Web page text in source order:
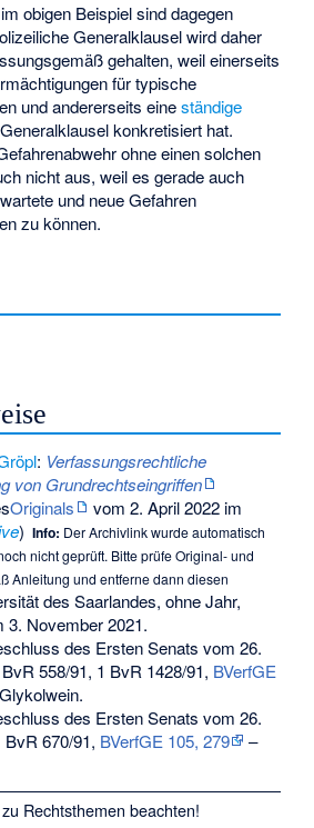
obigen Beispiel sind dagegen
Generalklausel wird daher
gehalten, weil einerseits
für typische
und andererseits eineständige
konkretisiert hat.
ohne einen solchen
nicht aus, weil es gerade auch
und neue Gefahren
zu können.
: Verfassungsrechtliche
von Grundrechtseingriffen
Originals
vom 2. April 2022 im
) Info: Der Archivlink wurde automatisch
nicht geprüft. Bitte prüfe Original- und
Anleitung und entferne dann diesen
des Saarlandes, ohne Jahr,
3. November 2021.
des Ersten Senats vom 26.
558/91, 1 BvR 1428/91, BVerfGE
des Ersten Senats vom 26.
670/91, BVerfGE 105, 279
–
Rechtsthemen beachten!